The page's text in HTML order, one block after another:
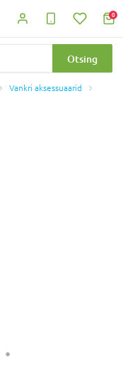
0
Otsing
Vankri aksessuaarid